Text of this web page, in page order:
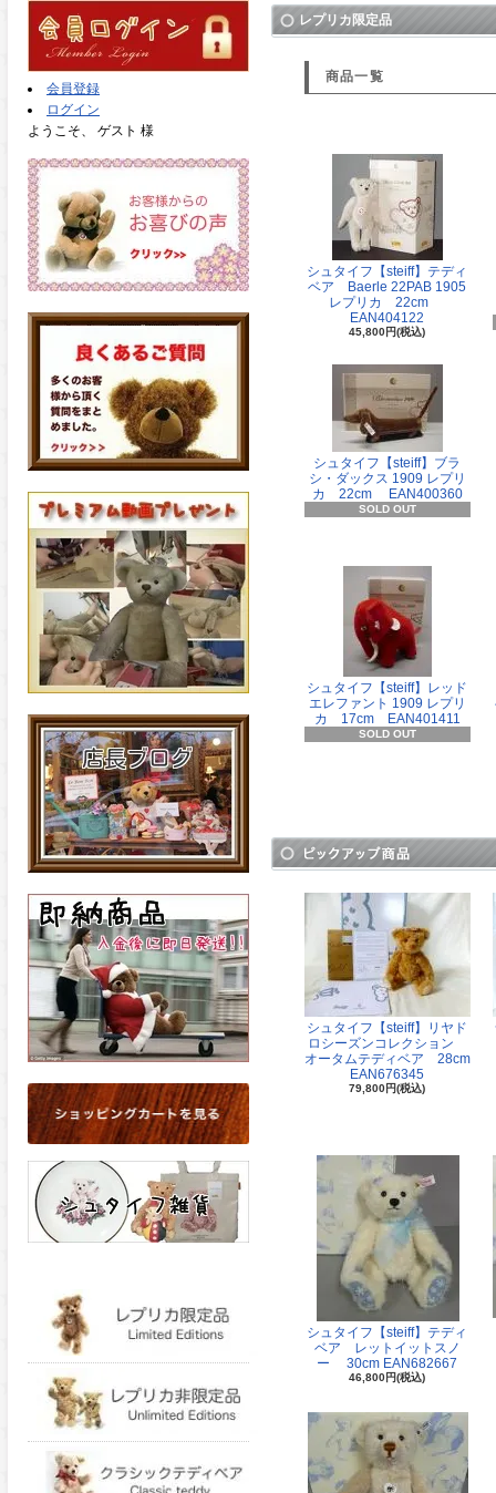
会員登録
ログイン
ようこそ、 ゲスト 様
レプリカ限定品
商品一覧
シュタイフ【steiff】テディ
ベア Baerle 22PAB 1905
レプリカ 22cm
EAN404122
45,800円(税込)
シュタイフ【steiff】ブラ
シ・ダックス 1909 レプリ
カ 22cm EAN400360
SOLD OUT
シュタイフ【steiff】レッド
エレファント 1909 レプリ
カ 17cm EAN401411
SOLD OUT
シュタイフ【steiff】リヤド
ロシーズンコレクション
オータムテディベア 28cm
EAN676345
79,800円(税込)
シュタイフ【steiff】テディ
ベア レットイットスノ
ー 30cm EAN682667
46,800円(税込)